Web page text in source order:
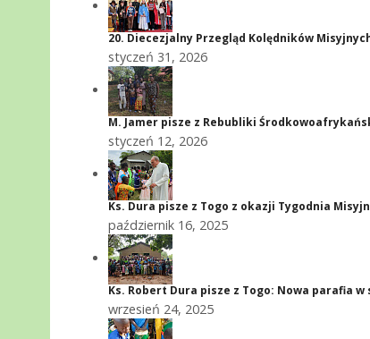
20. Diecezjalny Przegląd Kolędników
styczeń 31, 2026
M. Jamer pisze z Rebubliki
styczeń 12, 2026
Ks. Dura pisze z Togo z okazji Tygodnia
październik 16, 2025
Ks. Robert Dura pisze z Togo: Nowa parafia
wrzesień 24, 2025